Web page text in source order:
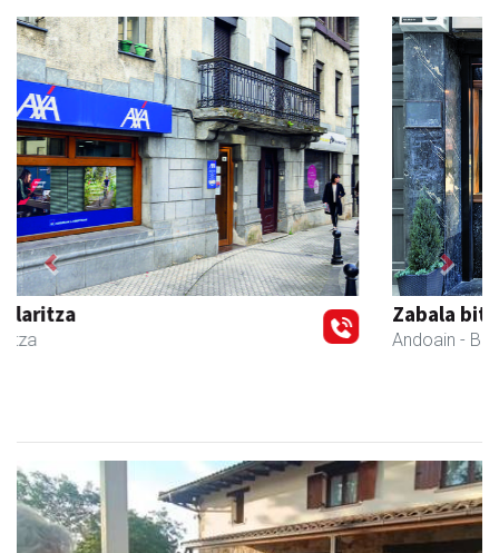
Zabala bitxitegia
Andoain
Previous Next